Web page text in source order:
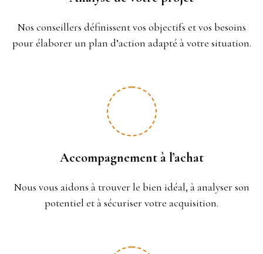
Nos conseillers définissent vos objectifs et vos besoins
pour élaborer un plan d’action adapté à votre situation.
Accompagnement à l’achat
Nous vous aidons à trouver le bien idéal, à analyser son
potentiel et à sécuriser votre acquisition.